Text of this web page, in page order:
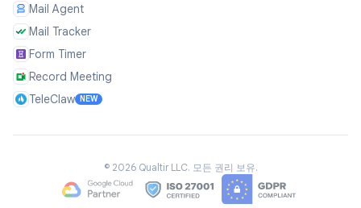
Mail Agent
Mail Tracker
Form Timer
Record Meeting
TeleClaw NEW
© 2026Qualtir LLC. 모든 권리 보유.